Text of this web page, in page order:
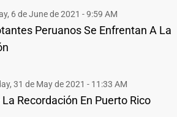
6 de June de 2021 - 9:59 AM
Peruanos Se Enfrentan A La
31 de May de 2021 - 11:33 AM
La Recordación En Puerto Rico